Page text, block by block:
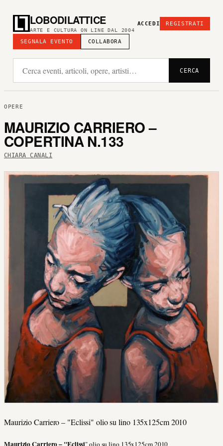
LOBODILATTICE
ARTE E CULTURA ON LINE DAL 2004
SEGNALA EVENTO COLLABORA
ACCEDI REGISTRATI
CERCA
OPERE
MAURIZIO CARRIERO –
COPERTINA N.133
CHIARA CANALI
Maurizio Carriero – "Eclissi" olio su lino 135x125cm 2010
Maurizio Carriero – "Eclissi"olio su lino 135x125cm 2010